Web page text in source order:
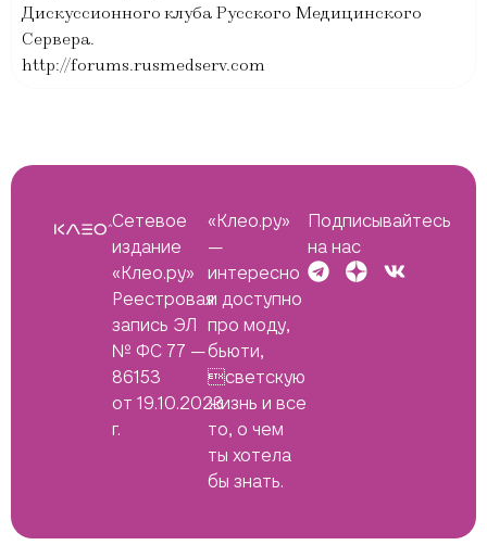
Дискуссионного клуба Русского Медицинского
Сервера.
http://forums.rusmedserv.com
Сетевое
издание
«Клео.ру»
Реестровая
запись ЭЛ
№ ФС 77 —
86153
от 19.10.2023
г.
«Клео.ру»
—
интересно
и доступно
про моду,
бьюти,
светскую
жизнь и все
то, о чем
ты хотела
бы знать.
Подписывайтесь
на нас